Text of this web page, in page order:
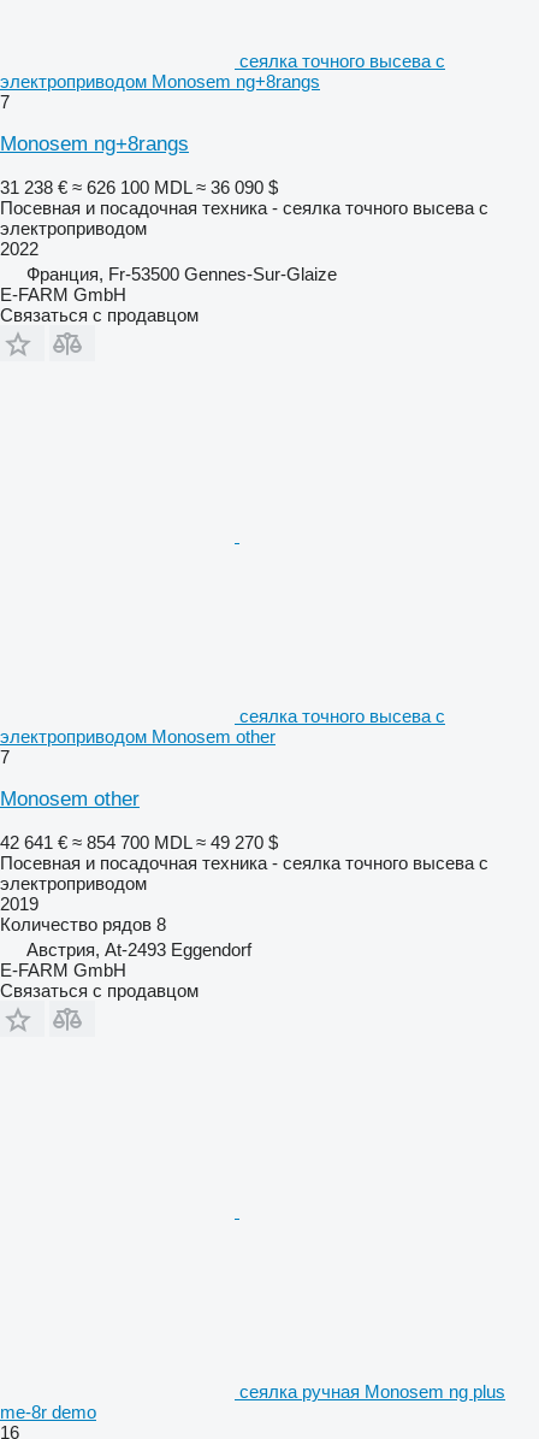
сеялка точного высева с
электроприводом Monosem ng+8rangs
7
Monosem ng+8rangs
31 238 € ≈ 626 100 MDL ≈ 36 090 $
Посевная и посадочная техника - сеялка точного высева с
электроприводом
2022
Франция, Fr-53500 Gennes-Sur-Glaize
E-FARM GmbH
Связаться с продавцом
сеялка точного высева с
электроприводом Monosem other
7
Monosem other
42 641 € ≈ 854 700 MDL ≈ 49 270 $
Посевная и посадочная техника - сеялка точного высева с
электроприводом
2019
Количество рядов 8
Австрия, At-2493 Eggendorf
E-FARM GmbH
Связаться с продавцом
сеялка ручная Monosem ng plus
me-8r demo
16